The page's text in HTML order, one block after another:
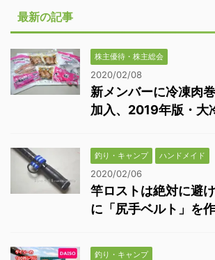
最新の記事
株主優待・株主総会
2020/02/08
新メンバーに冷凍肉
加入、2019年版・大
釣り・キャンプ ハンドメイド
2020/02/06
竿ロストは絶対に避
に「尻手ベルト」を
釣り・キャンプ